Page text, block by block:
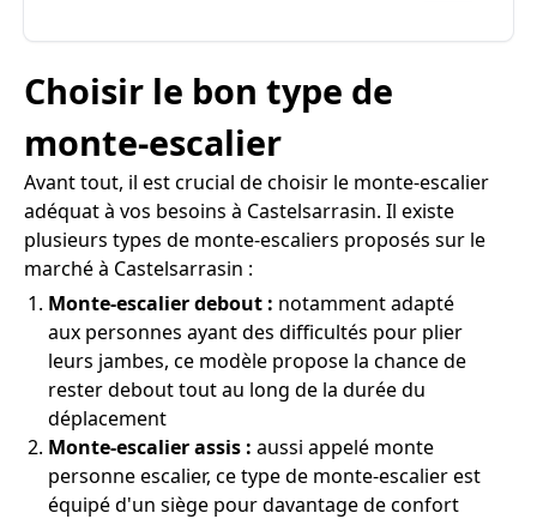
Choisir le bon type de
monte-escalier
Avant tout, il est crucial de choisir le monte-escalier
adéquat à vos besoins à Castelsarrasin. Il existe
plusieurs types de monte-escaliers proposés sur le
marché à Castelsarrasin :
Monte-escalier debout : notamment adapté
aux personnes ayant des difficultés pour plier
leurs jambes, ce modèle propose la chance de
rester debout tout au long de la durée du
déplacement
Monte-escalier assis : aussi appelé monte
personne escalier, ce type de monte-escalier est
équipé d'un siège pour davantage de confort